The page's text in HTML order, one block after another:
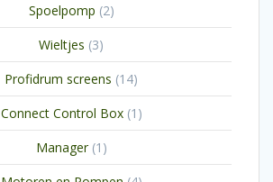
Spoelpomp 22
producten
Wieltjes 33
producten
Profidrum screens 1414
producten
Connect Control Box 1 1
product
Manager 1 1
product